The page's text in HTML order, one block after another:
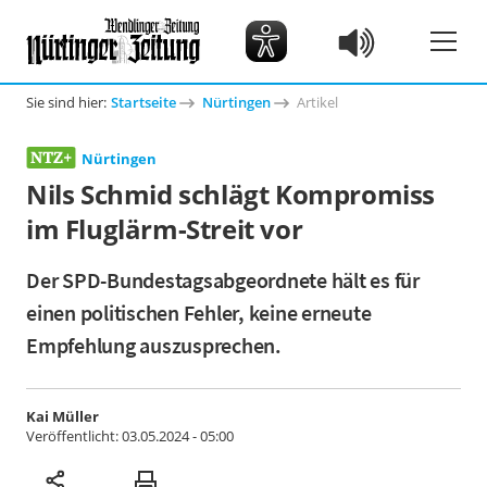
Sie sind hier: Startseite Nürtingen Artikel
Nürtingen
Nils Schmid schlägt Kompromiss
im Fluglärm-Streit vor
Der SPD-Bundestagsabgeordnete hält es für
einen politischen Fehler, keine erneute
Empfehlung auszusprechen.
Kai Müller
Veröffentlicht:03.05.2024 - 05:00